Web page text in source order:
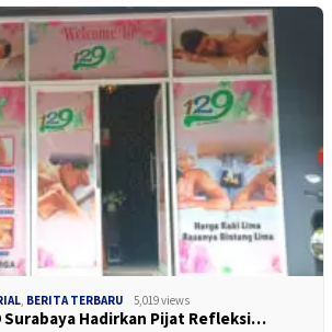
, BERITA TERBARU 5,019 views
Surabaya Hadirkan Pijat Refleksi…